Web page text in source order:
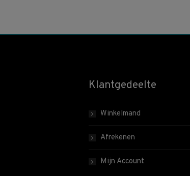
Klantgedeelte
Winkelmand
Afrekenen
Mijn Account